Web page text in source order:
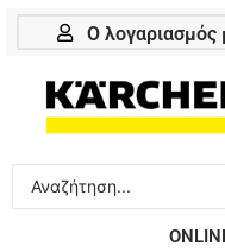
Μετάβαση
Ο λογαριασμός
Search
...